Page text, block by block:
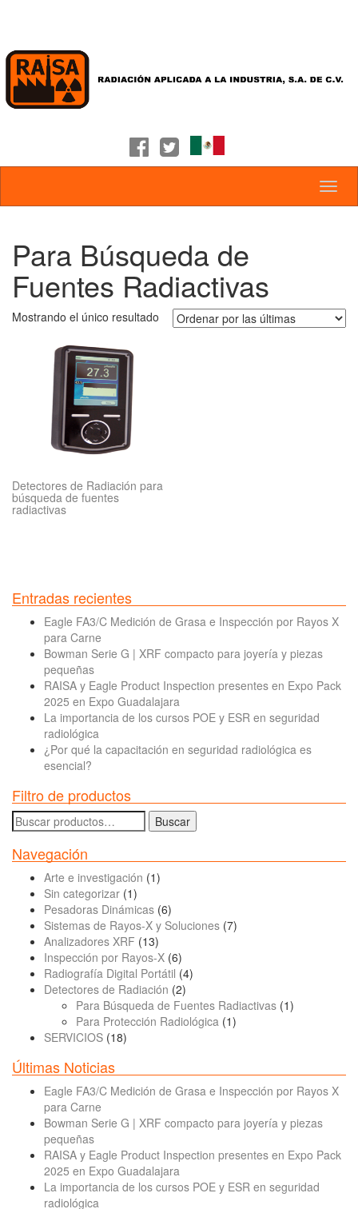
Para Búsqueda de
Fuentes Radiactivas
Mostrando el único resultado
Detectores de Radiación para
búsqueda de fuentes
radiactivas
Entradas recientes
Eagle FA3/C Medición de Grasa e Inspección por Rayos X
para Carne
Bowman Serie G | XRF compacto para joyería y piezas
pequeñas
RAISA y Eagle Product Inspection presentes en Expo Pack
2025 en Expo Guadalajara
La importancia de los cursos POE y ESR en seguridad
radiológica
¿Por qué la capacitación en seguridad radiológica es
esencial?
Filtro de productos
Buscar
por:
Buscar
Navegación
Arte e investigación (1)
Sin categorizar (1)
Pesadoras Dinámicas (6)
Sistemas de Rayos-X y Soluciones (7)
Analizadores XRF (13)
Inspección por Rayos-X (6)
Radiografía Digital Portátil (4)
Detectores de Radiación (2)
Para Búsqueda de Fuentes Radiactivas (1)
Para Protección Radiológica (1)
SERVICIOS (18)
Últimas Noticias
Eagle FA3/C Medición de Grasa e Inspección por Rayos X
para Carne
Bowman Serie G | XRF compacto para joyería y piezas
pequeñas
RAISA y Eagle Product Inspection presentes en Expo Pack
2025 en Expo Guadalajara
La importancia de los cursos POE y ESR en seguridad
radiológica